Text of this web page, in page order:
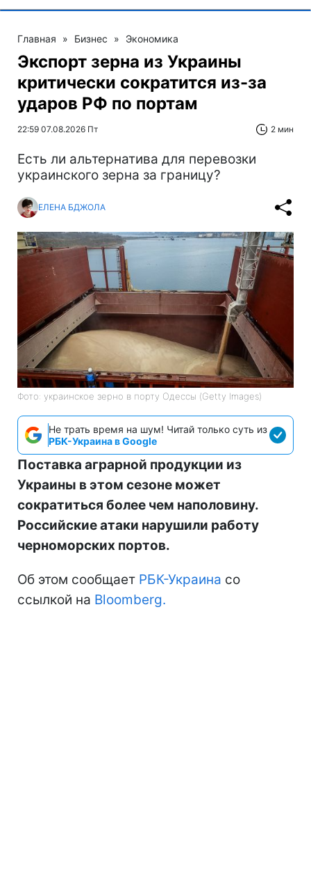
Главная » Бизнес » Экономика
Экспорт зерна из Украины
критически сократится из-за
ударов РФ по портам
22:59 07.08.2026 Пт 2 мин
Есть ли альтернатива для перевозки
украинского зерна за границу?
ЕЛЕНА БДЖОЛА
Фото: украинское зерно в порту Одессы (Getty Images)
Не трать время на шум! Читай только суть из
РБК-Украина в Google
Поставка аграрной продукции из
Украины в этом сезоне может
сократиться более чем наполовину.
Российские атаки нарушили работу
черноморских портов.
Об этом сообщает РБК-Украина со
ссылкой на Bloomberg.